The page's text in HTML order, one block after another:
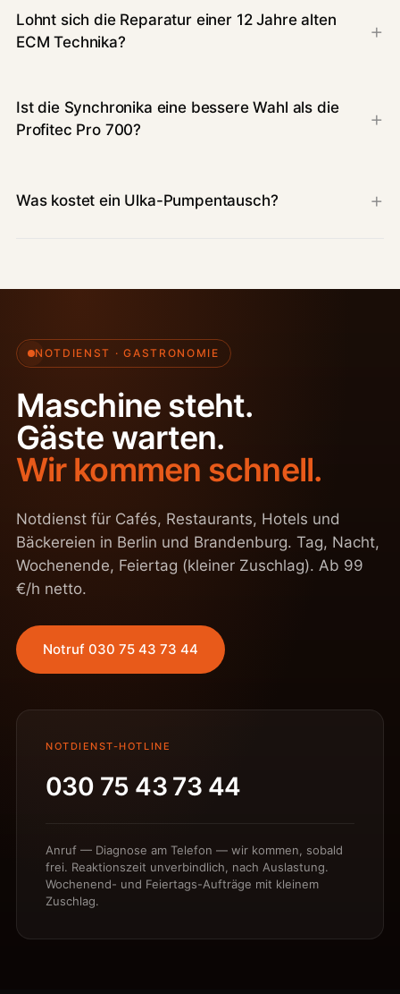
Lohnt sich die Reparatur einer 12 Jahre alten
ECM Technika?
Ist die Synchronika eine bessere Wahl als die
Profitec Pro 700?
Was kostet ein Ulka-Pumpentausch?
NOTDIENST · GASTRONOMIE
Maschine steht.
Gäste warten.
Wir kommen schnell.
Notdienst für Cafés, Restaurants, Hotels und
Bäckereien in Berlin und Brandenburg. Tag, Nacht,
Wochenende, Feiertag (kleiner Zuschlag). Ab 99
€/h netto.
Notruf 030 75 43 73 44
NOTDIENST-HOTLINE
030 75 43 73 44
Anruf — Diagnose am Telefon — wir kommen, sobald
frei. Reaktionszeit unverbindlich, nach Auslastung.
Wochenend- und Feiertags-Aufträge mit kleinem
Zuschlag.